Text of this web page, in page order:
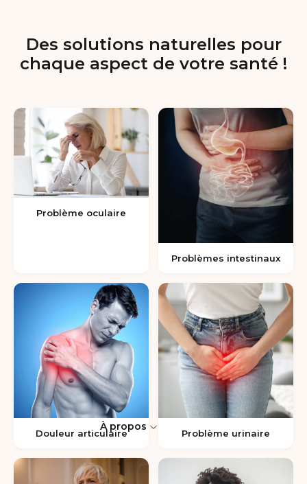
À propos
Des solutions naturelles pour
chaque aspect de votre santé !
Problème oculaire
Problèmes intestinaux
Douleur articulaire Problème urinaire